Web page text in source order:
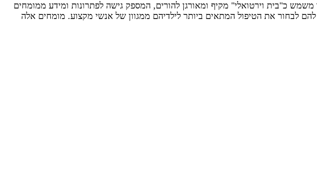
כ"בית וירטואלי" מקיף ומאורגן להורים, המספק גישה לפתרונות ומידע ממומחים
לבחור את הטיפול המתאים ביותר לילדיהם ממגוון של אנשי מקצוע. מומחים אלה